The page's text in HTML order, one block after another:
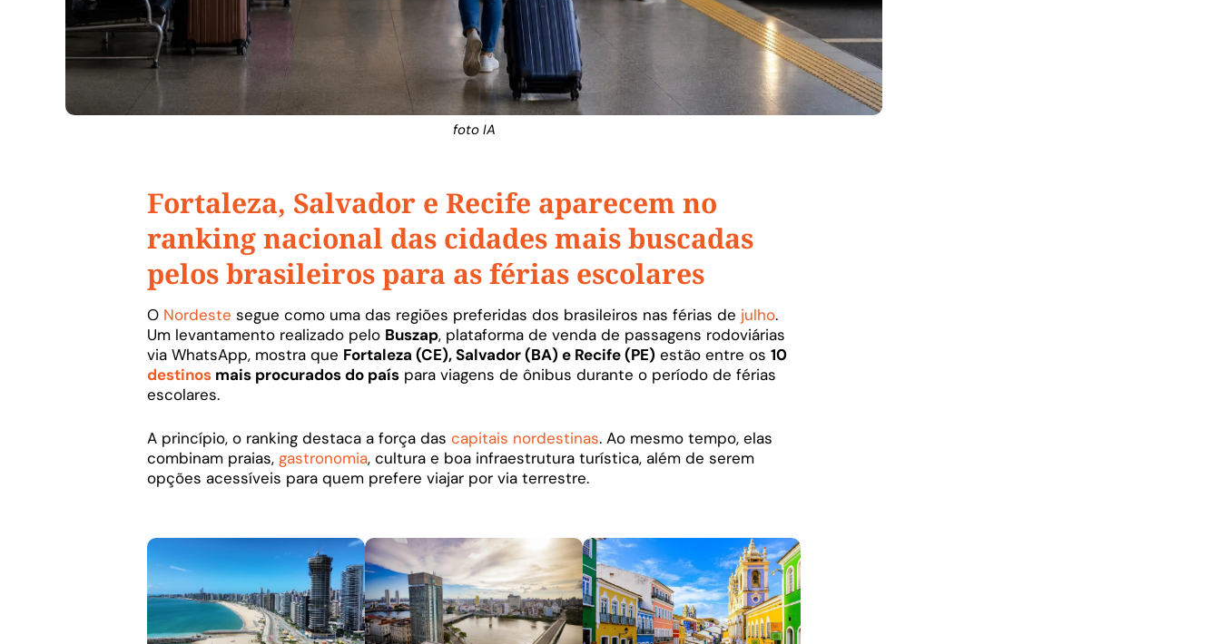
foto IA
Fortaleza, Salvador e Recife aparecem no
ranking nacional das cidades mais buscadas
pelos brasileiros para as férias escolares
O Nordeste segue como uma das regiões preferidas dos brasileiros nas férias de julho.
Um levantamento realizado pelo Buszap, plataforma de venda de passagens rodoviárias
via WhatsApp, mostra que Fortaleza (CE), Salvador (BA) e Recife (PE) estão entre os 10
destinos mais procurados do país para viagens de ônibus durante o período de férias
escolares.
A princípio, o ranking destaca a força das capitais nordestinas. Ao mesmo tempo, elas
combinam praias, gastronomia, cultura e boa infraestrutura turística, além de serem
opções acessíveis para quem prefere viajar por via terrestre.